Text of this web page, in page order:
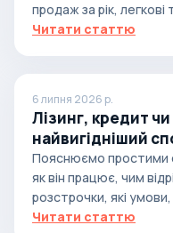
продаж за рік, легкові
Читати статтю
6 липня 2026 р.
Лізинг, кредит
найвигідніший
Пояснюємо простими
як він працює, чим
розстрочки, які
Читати статтю